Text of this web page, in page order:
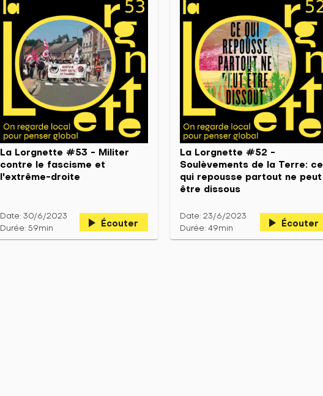
La Lorgnette #53 - Militer
contre le fascisme et
l'extrême-droite
Date: 30/6/2023
Durée: 59min
play_arrow Écouter
La Lorgnette #52 -
Soulèvements de la Terre: ce
qui repousse partout ne peut
être dissous
Date: 23/6/2023
Durée: 49min
play_arrow Écouter